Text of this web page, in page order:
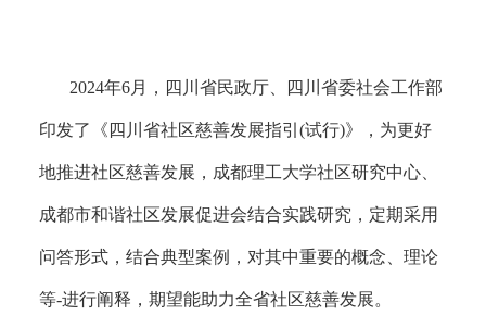
2024年6月， 四川省民政厅、四川省委社会工作部
印发了《四川省社区慈善发展指引(试行)》， 为更好
地推进社区慈善发展，成都理工大学社区研究中心、
成都市和谐社区发展促进会结合实践研究，定期采用
问答形式，结合典型案例，对其中重要的概念、理论
等-进行阐释，期望能助力全省社区慈善发展。